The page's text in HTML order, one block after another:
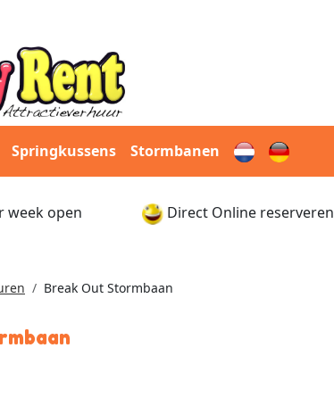
Springkussens Stormbanen
week open Direct Online reserveren
Break Out Stormbaan